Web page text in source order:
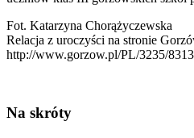
Fot. Katarzyna Chorążyczewska
Relacja z uroczyści na stronie
http://www.gorzow.pl/PL/3235/
Na skróty